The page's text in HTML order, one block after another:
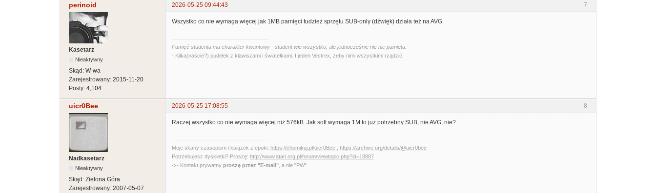
7
perinoid 2026-05-25 09:44:43
Kasetarz
Nieaktywny
Skąd: W-wa
Zarejestrowany: 2015-11-20
Posty: 4,104
Wszystko co nie wymaga więcej jak 1MB pamięci tudzież sprzętu SUB-only (dźwięk) działa też na AVG.
Pamięć studenta ma charakter kwantowy - student wie wszystko, ale jednocześnie nic nie pamięta.
- Kilka(naście?) pudełek z klawiszami i światełkami. I jeden Vectrex, żeby nimi wszystkimi rządzić.
8
uicr0Bee 2026-05-25 17:08:55
Nadkasetarz
Nieaktywny
Skąd: Zielona Góra
Zarejestrowany: 2007-05-07
Raczej wszystko co nie wymaga więcej niż 576kB. Jak soft wymaga 1M to już potrzebny SUB, nie AVG, nie?
Moje skany czasopism i książek z epoki: https://chomikuj.pl/uicr0Bee ; https://archive.org/details/@uicr0bee
Potrzebujesz dyskietki? Proszę: http://www.atari.org.pl/forum/viewtopic.php?id=18887
<-- Kontakt prywatny proszę przez "E-mail" , a nie "PW".